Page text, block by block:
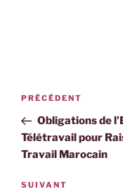
Navigation
l’article
Article
précédent
PRÉCÉDENT
Obligations de
Télétravail pour
Travail Marocain
Article
SUIVANT